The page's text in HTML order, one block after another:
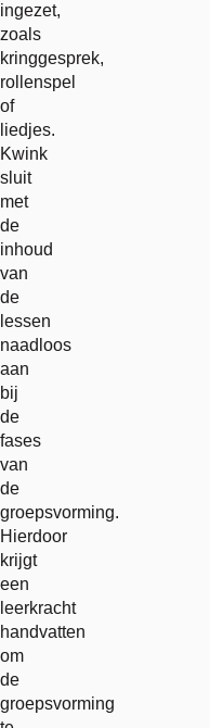
ingezet,
zoals
kringgesprek,
rollenspel
of
liedjes.
Kwink
sluit
met
de
inhoud
van
de
lessen
naadloos
aan
bij
de
fases
van
de
groepsvorming.
Hierdoor
krijgt
een
leerkracht
handvatten
om
de
groepsvorming